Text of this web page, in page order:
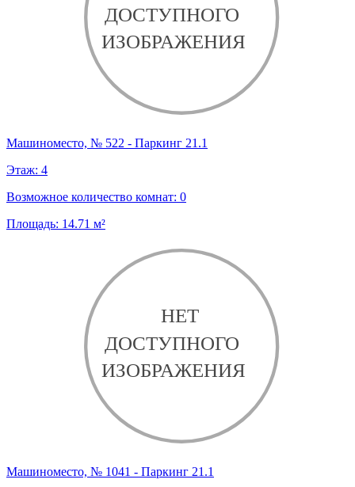
Машиноместо, № 522 - Паркинг 21.1
Этаж: 4
Возможное количество комнат: 0
Площадь: 14.71 м²
Машиноместо, № 1041 - Паркинг 21.1